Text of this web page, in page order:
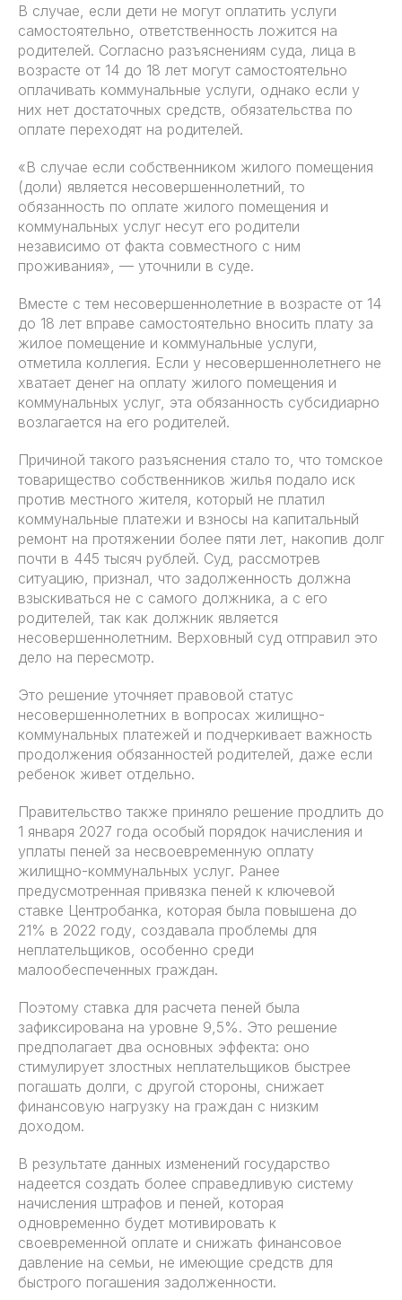
В случае, если дети не могут оплатить услуги
самостоятельно, ответственность ложится на
родителей. Согласно разъяснениям суда, лица в
возрасте от 14 до 18 лет могут самостоятельно
оплачивать коммунальные услуги, однако если у
них нет достаточных средств, обязательства по
оплате переходят на родителей.
«В случае если собственником жилого помещения
(доли) является несовершеннолетний, то
обязанность по оплате жилого помещения и
коммунальных услуг несут его родители
независимо от факта совместного с ним
проживания», — уточнили в суде.
Вместе с тем несовершеннолетние в возрасте от 14
до 18 лет вправе самостоятельно вносить плату за
жилое помещение и коммунальные услуги,
отметила коллегия. Если у несовершеннолетнего не
хватает денег на оплату жилого помещения и
коммунальных услуг, эта обязанность субсидиарно
возлагается на его родителей.
Причиной такого разъяснения стало то, что томское
товарищество собственников жилья подало иск
против местного жителя, который не платил
коммунальные платежи и взносы на капитальный
ремонт на протяжении более пяти лет, накопив долг
почти в 445 тысяч рублей. Суд, рассмотрев
ситуацию, признал, что задолженность должна
взыскиваться не с самого должника, а с его
родителей, так как должник является
несовершеннолетним. Верховный суд отправил это
дело на пересмотр.
Это решение уточняет правовой статус
несовершеннолетних в вопросах жилищно-
коммунальных платежей и подчеркивает важность
продолжения обязанностей родителей, даже если
ребенок живет отдельно.
Правительство также приняло решение продлить до
1 января 2027 года особый порядок начисления и
уплаты пеней за несвоевременную оплату
жилищно-коммунальных услуг. Ранее
предусмотренная привязка пеней к ключевой
ставке Центробанка, которая была повышена до
21% в 2022 году, создавала проблемы для
неплательщиков, особенно среди
малообеспеченных граждан.
Поэтому ставка для расчета пеней была
зафиксирована на уровне 9,5%. Это решение
предполагает два основных эффекта: оно
стимулирует злостных неплательщиков быстрее
погашать долги, с другой стороны, снижает
финансовую нагрузку на граждан с низким
доходом.
В результате данных изменений государство
надеется создать более справедливую систему
начисления штрафов и пеней, которая
одновременно будет мотивировать к
своевременной оплате и снижать финансовое
давление на семьи, не имеющие средств для
быстрого погашения задолженности.